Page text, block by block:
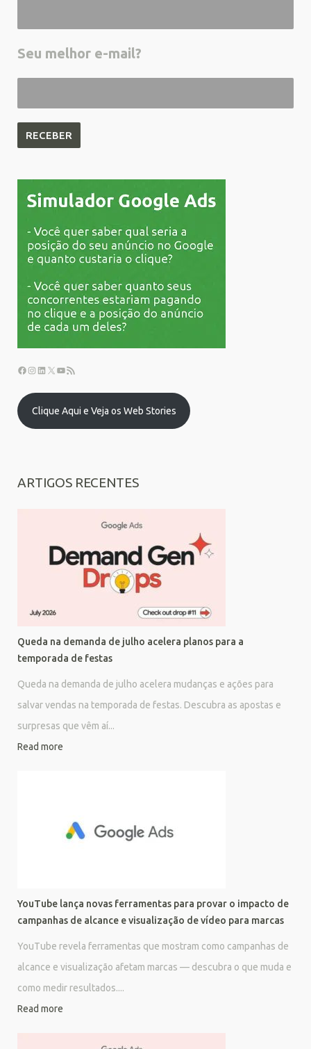
Seu melhor e-mail?
Clique Aqui e Veja os Web Stories
ARTIGOS RECENTES
Queda na demanda de julho acelera planos para a
temporada de festas
Queda na demanda de julho acelera mudanças e ações para
salvar vendas na temporada de festas. Descubra as apostas e
surpresas que vêm aí...
Read more
YouTube lança novas ferramentas para provar o impacto de
campanhas de alcance e visualização de vídeo para marcas
YouTube revela ferramentas que mostram como campanhas de
alcance e visualização afetam marcas — descubra o que muda e
como medir resultados....
Read more